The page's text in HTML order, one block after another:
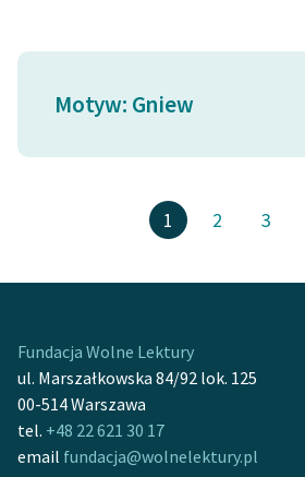
Motyw: Gniew
1 2 3
Fundacja Wolne Lektury
ul. Marszałkowska 84/92 lok. 125
00-514 Warszawa
tel. +48 22 621 30 17
email fundacja@wolnelektury.pl